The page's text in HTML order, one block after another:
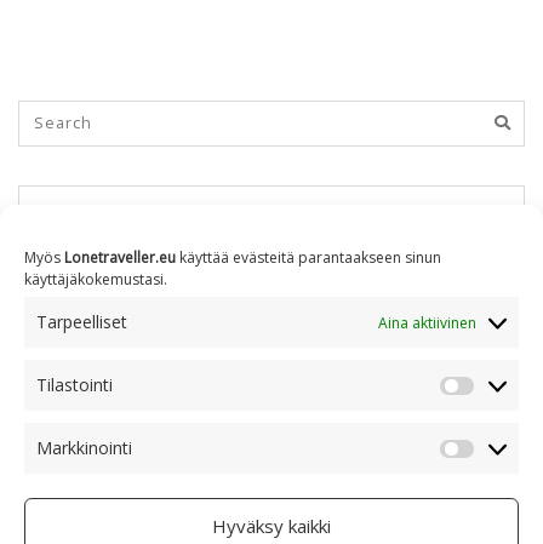
Myös Lonetraveller.eu käyttää evästeitä parantaakseen sinun
käyttäjäkokemustasi.
Tarpeelliset Aina aktiivinen
Tilastointi
Markkinointi
Hyväksy kaikki
Kuukausittain
Aiheittain